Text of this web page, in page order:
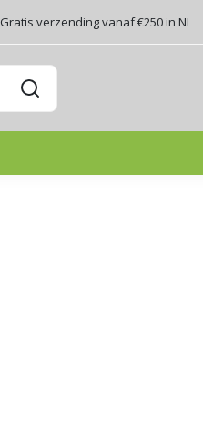
Gratis verzending vanaf €250 in NL